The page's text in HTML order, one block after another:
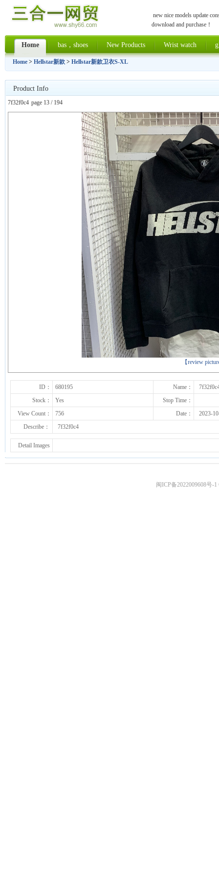
new nice models update
download and purchase！
Home bas，shoes New Products Wrist watch
Home > Hellstar新款 > Hellstar新款卫衣S-XL
Product Info
7f32f0c4 page 13 / 194
【review
上一张
下一张
ID： 680195 Name：
Stock：
Yes
Stop Time：
View Count：
756 Date：
2023-
Describe：
7f32f0c4
Detail Images
闽ICP备2022009608号-1